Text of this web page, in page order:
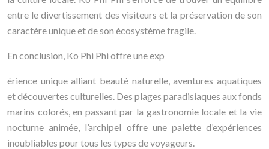
entre le divertissement des visiteurs et la préservation de son
caractère unique et de son écosystème fragile.
En conclusion, Ko Phi Phi offre une exp
érience unique alliant beauté naturelle, aventures aquatiques
et découvertes culturelles. Des plages paradisiaques aux fonds
marins colorés, en passant par la gastronomie locale et la vie
nocturne animée, l’archipel offre une palette d’expériences
inoubliables pour tous les types de voyageurs.